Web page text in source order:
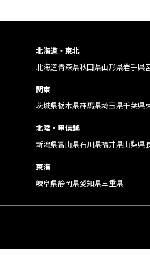
北海道・東北
北海道青森県秋田県山形県岩手県
関東
茨城県栃木県群馬県埼玉県千葉県
北陸・甲信越
新潟県富山県石川県福井県山梨県
東海
岐阜県静岡県愛知県三重県